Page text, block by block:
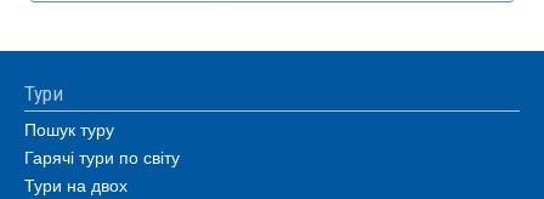
Тури
Пошук туру
Гарячі тури по світу
Тури на двох